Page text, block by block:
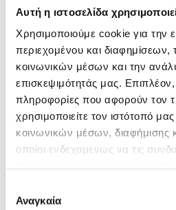
Αυτή η ιστοσελίδα
Χρησιμοποιούμε cookie για την
περιεχομένου και διαφημίσεων,
κοινωνικών μέσων και την
επισκεψιμότητάς μας.
πληροφορίες που αφορούν τον
χρησιμοποιείτε τον ιστότοπό
κοινωνικών μέσων, διαφήμισης
οποίοι ενδεχομένως να τις
των υπηρεσιών τους.
συγκατάθεσης
Αναγκαία
Η καλύτερη τιμή σε ήρωες
πριν μία ώρα
Συγχαρητήρια ΚΟΠΕ στον
Πρόεδρο και το...